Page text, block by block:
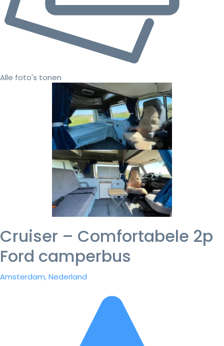
Alle foto's tonen
Cruiser – Comfortabele 2p
Ford camperbus
Amsterdam, Nederland